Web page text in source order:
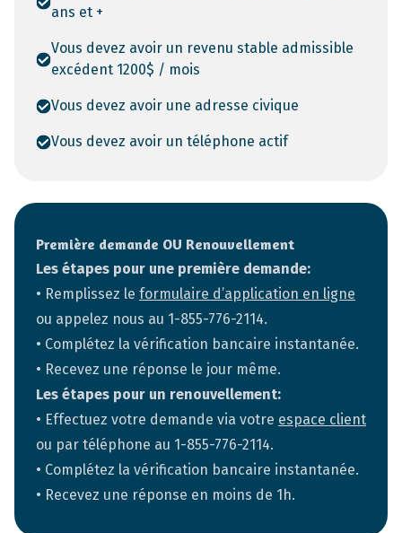
ans et +
Vous devez avoir un revenu stable admissible
excédent 1200$ / mois
Vous devez avoir une adresse civique
Vous devez avoir un téléphone actif
Première demande OU Renouvellement
Les étapes pour une première demande:
• Remplissez le formulaire d’application en ligne
ou appelez nous au 1-855-776-2114.
• Complétez la vérification bancaire instantanée.
• Recevez une réponse le jour même.
Les étapes pour un renouvellement:
• Effectuez votre demande via votre espace client
ou par téléphone au 1-855-776-2114.
• Complétez la vérification bancaire instantanée.
• Recevez une réponse en moins de 1h.